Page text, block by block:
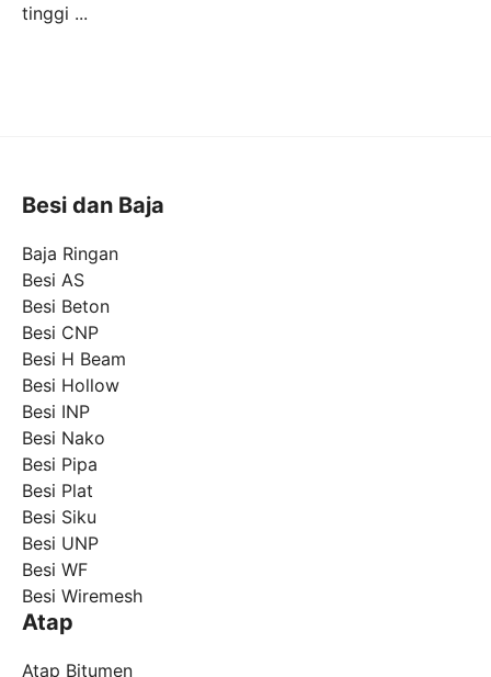
tinggi ...
Besi dan Baja
Baja Ringan
Besi AS
Besi Beton
Besi CNP
Besi H Beam
Besi Hollow
Besi INP
Besi Nako
Besi Pipa
Besi Plat
Besi Siku
Besi UNP
Besi WF
Besi Wiremesh
Atap
Atap Bitumen